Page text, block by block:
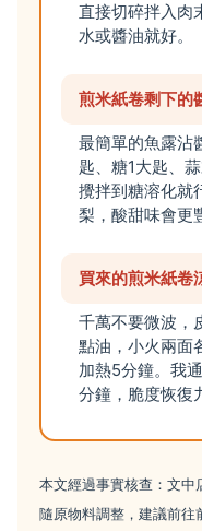
直接切碎拌入肉
水或醬油就好。
煎米紙卷剩下的
最簡單的魚露沾
匙、糖1大匙、
攪拌到糖溶化就
梨，酸甜味會更
買來的煎米紙卷
千萬不要微波，
點油，小火兩面
加熱5分鐘。我
分鐘，脆度恢復
本文經過事實核查：文中
隨原物料調整，建議前往